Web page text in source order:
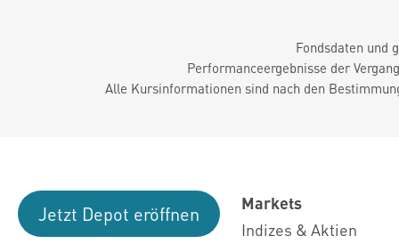
Fondsdaten und
Performanceergebnisse der
Alle Kursinformationen sind nach den
Jetzt Depot eröffnen
Markets
Indizes & Aktien